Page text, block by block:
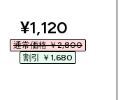
discounted
¥1,120‎
通常価格 ￥2,800‎
割引 ￥1,680‎